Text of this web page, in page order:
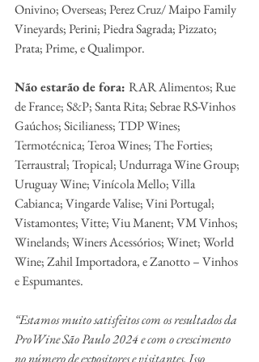
Onivino; Overseas; Perez Cruz/ Maipo Family
Vineyards; Perini; Piedra Sagrada; Pizzato;
Prata; Prime, e Qualimpor.
Não estarão de fora: RAR Alimentos; Rue
de France; S&P; Santa Rita; Sebrae RS-Vinhos
Gaúchos; Sicilianess; TDP Wines;
Termotécnica; Teroa Wines; The Forties;
Terraustral; Tropical; Undurraga Wine Group;
Uruguay Wine; Vinícola Mello; Villa
Cabianca; Vingarde Valise; Vini Portugal;
Vistamontes; Vitte; Viu Manent; VM Vinhos;
Winelands; Winers Acessórios; Winet; World
Wine; Zahil Importadora, e Zanotto – Vinhos
e Espumantes.
“Estamos muito satisfeitos com os resultados da
ProWine São Paulo 2024 e com o crescimento